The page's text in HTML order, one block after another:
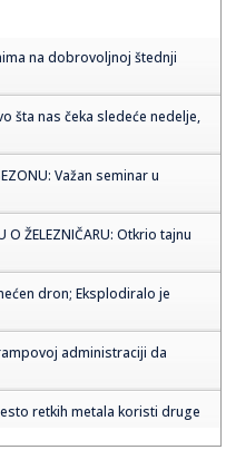
na dobrovoljnoj štednji
šta nas čeka sledeće nedelje,
Važan seminar u
O ŽELEZNIČARU: Otkrio tajnu
dron; Eksplodiralo je
administraciji da
retkih metala koristi druge